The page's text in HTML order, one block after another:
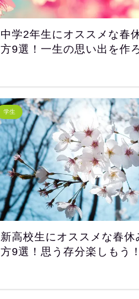
中学2年生にオススメな春
方9選！一生の思い出を作
学生
新高校生にオススメな春休
方9選！思う存分楽しもう！